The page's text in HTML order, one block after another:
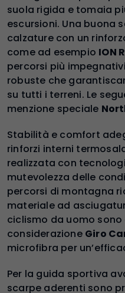
suola rigida e tomaia
escursioni. Una buona
calzature con un
come ad esempio ION
percorsi più
robuste che
su tutti i terreni. Le
menzione speciale
Stabilità e comfort
rinforzi interni
realizzata con
mutevolezza delle
percorsi di montagna
materiale ad
ciclismo da uomo sono
considerazione Giro
microfibra per
Per la guida sportiva
scarpe aderenti sono